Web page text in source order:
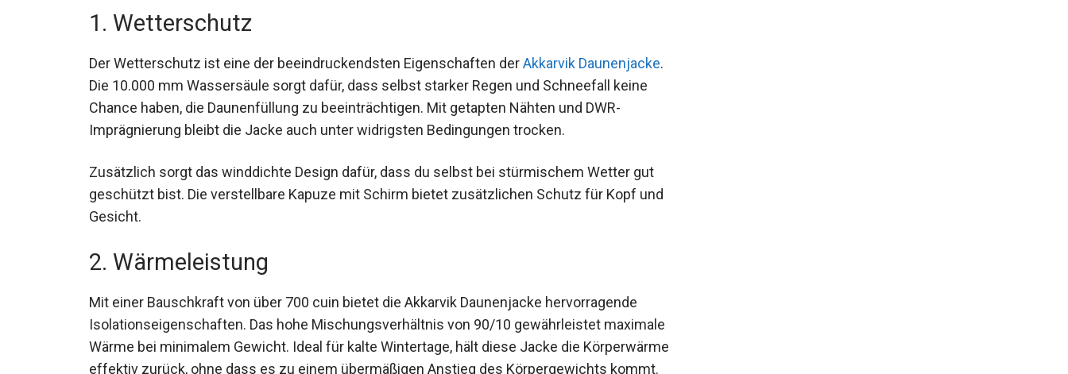
1. Wetterschutz
Der Wetterschutz ist eine der beeindruckendsten Eigenschaften der Akkarvik Daunenjacke
Die 10.000 mm Wassersäule sorgt dafür, dass selbst starker Regen und Schneefall keine
Chance haben, die Daunenfüllung zu beeinträchtigen. Mit getapten Nähten und DWR-
Imprägnierung bleibt die Jacke auch unter widrigsten Bedingungen trocken.
Zusätzlich sorgt das winddichte Design dafür, dass du selbst bei stürmischem Wetter gut
geschützt bist. Die verstellbare Kapuze mit Schirm bietet zusätzlichen Schutz für Kopf und
Gesicht.
2. Wärmeleistung
Mit einer Bauschkraft von über 700 cuin bietet die Akkarvik Daunenjacke hervorragende
Isolationseigenschaften. Das hohe Mischungsverhältnis von 90/10 gewährleistet maximale
Wärme bei minimalem Gewicht. Ideal für kalte Wintertage, hält diese Jacke die Körperwärme
effektiv zurück, ohne dass es zu einem übermäßigen Anstieg des Körpergewichts kommt.